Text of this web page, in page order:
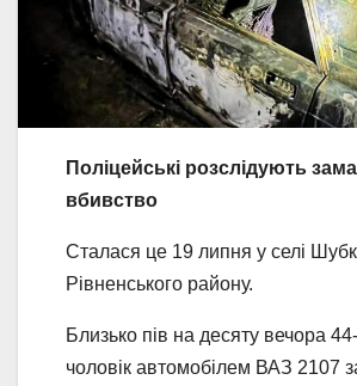
Поліцейські розслідують
вбивство
Сталася це 19 липня у селі
Рівненського району.
Близько пів на десяту вечора
чоловік автомобілем ВАЗ 2107